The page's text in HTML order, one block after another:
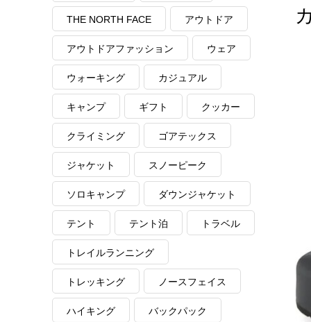
THE NORTH FACE アウトドア
アウトドアファッション ウェア
ウォーキング カジュアル
キャンプ ギフト クッカー
クライミング ゴアテックス
ジャケット スノーピーク
ソロキャンプ ダウンジャケット
テント テント泊 トラベル
トレイルランニング
トレッキング ノースフェイス
ハイキング バックパック